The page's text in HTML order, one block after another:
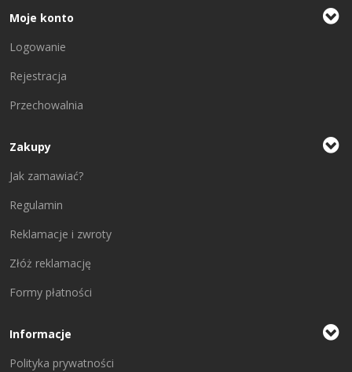
Moje konto
Logowanie
Rejestracja
Przechowalnia
Zakupy
Jak zamawiać?
Regulamin
Reklamacje i zwroty
Złóż reklamację
Formy płatności
Informacje
Polityka prywatności